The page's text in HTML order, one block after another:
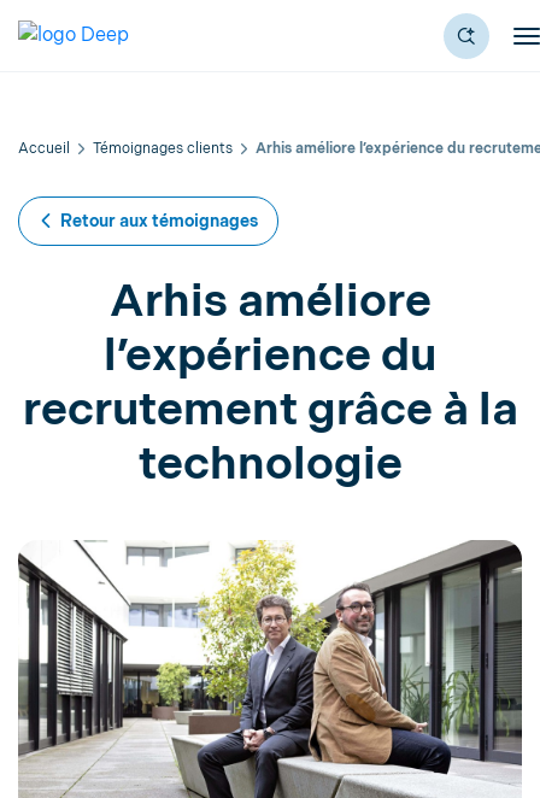
Accueil Témoignages clients Arhis améliore l’expérience du
Retour aux témoignages
Arhis améliore
l’expérience du
recrutement grâce à la
technologie